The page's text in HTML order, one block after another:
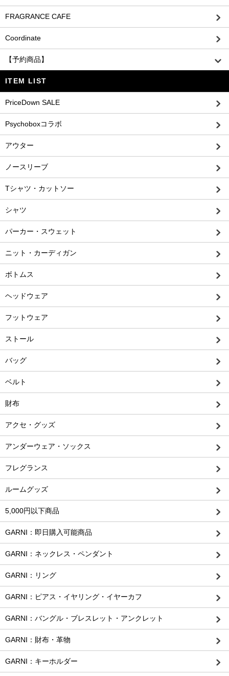
FRAGRANCE CAFE
Coordinate
【予約商品】
ITEM LIST
PriceDown SALE
Psychoboxコラボ
アウター
ノースリーブ
Tシャツ・カットソー
シャツ
パーカー・スウェット
ニット・カーディガン
ボトムス
ヘッドウェア
フットウェア
ストール
バッグ
ベルト
財布
アクセ・グッズ
アンダーウェア・ソックス
フレグランス
ルームグッズ
5,000円以下商品
GARNI：即日購入可能商品
GARNI：ネックレス・ペンダント
GARNI：リング
GARNI：ピアス・イヤリング・イヤーカフ
GARNI：バングル・ブレスレット・アンクレット
GARNI：財布・革物
GARNI：キーホルダー